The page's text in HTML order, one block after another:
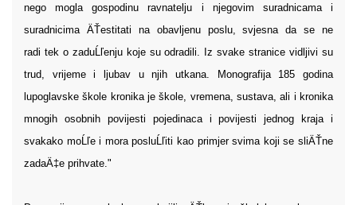
nego mogla gospodinu ravnatelju i njegovim suradnicama i
suradnicima ÄŤestitati na obavljenu poslu, svjesna da se ne
radi tek o zaduĹľenju koje su odradili. Iz svake stranice vidljivi su
trud, vrijeme i ljubav u njih utkana. Monografija 185 godina
lupoglavske škole kronika je škole, vremena, sustava, ali i kronika
mnogih osobnih povijesti pojedinaca i povijesti jednog kraja i
svakako moĹľe i mora posluĹľiti kao primjer svima koji se sliÄŤne
zadaÄ‡e prihvate."